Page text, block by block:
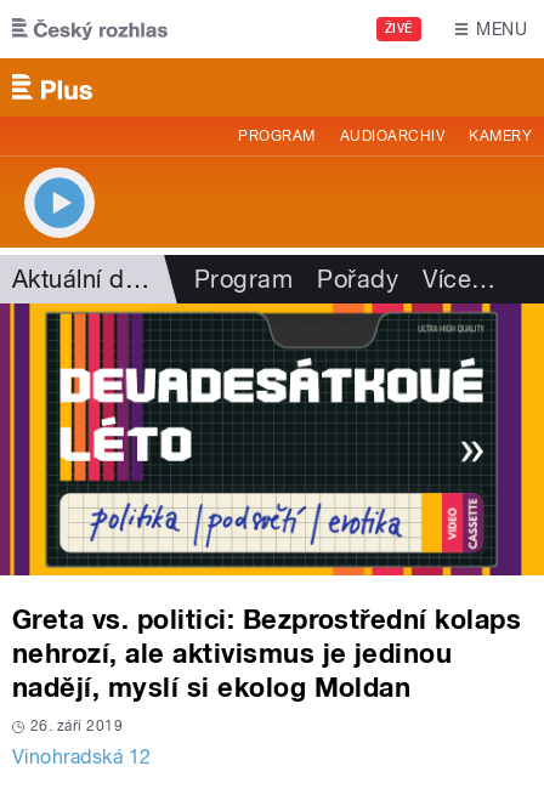
Přejít k hlavnímu obsahu
ŽIVĚ MENU
PROGRAM AUDIOARCHIV KAMERY
Aktuální dění Program Pořady Více…
Greta vs. politici: Bezprostřední kolaps
nehrozí, ale aktivismus je jedinou
nadějí, myslí si ekolog Moldan
26. září 2019
Vinohradská 12